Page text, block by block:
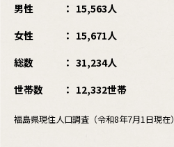
男性
15,563人
女性
15,671人
総数
31,234人
世帯数
12,332世帯
福島県現住人口調査（令和8年7月1日現在）